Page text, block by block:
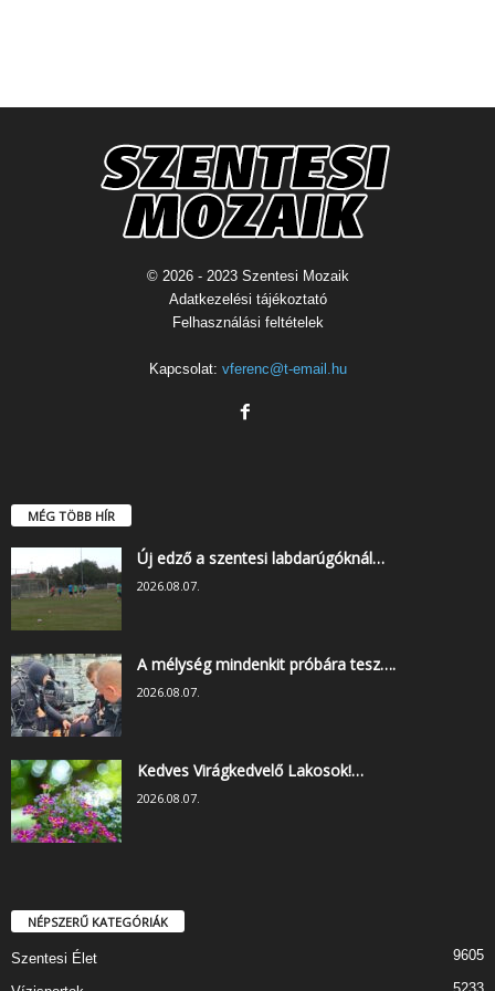
© 2026 - 2023 Szentesi Mozaik
Adatkezelési tájékoztató
Felhasználási feltételek
Kapcsolat: vferenc@t-email.hu
MÉG TÖBB HÍR
Új edző a szentesi labdarúgóknál…
2026.08.07.
A mélység mindenkit próbára tesz….
2026.08.07.
Kedves Virágkedvelő Lakosok!…
2026.08.07.
NÉPSZERŰ KATEGÓRIÁK
Szentesi Élet 9605